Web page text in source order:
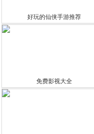
好玩的仙侠手游推荐
免费影视大全